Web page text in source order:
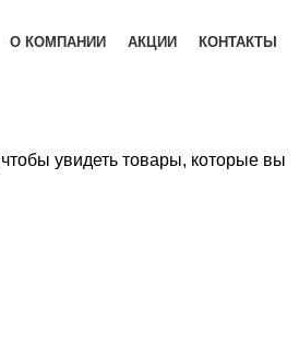
О КОМПАНИИ АКЦИИ КОНТАКТЫ
чтобы увидеть товары, которые вы